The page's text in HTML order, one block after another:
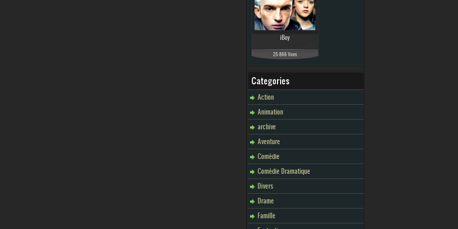
iBoy
25 866 Vues
Categories
Action
Animation
archive
Aventure
Comédie
Comédie Dramatique
Divers
Drame
Famille